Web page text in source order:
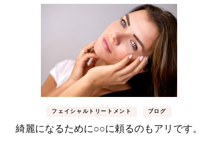
フェイシャルトリートメント ブログ
綺麗になるために○○に頼るのもアリです。